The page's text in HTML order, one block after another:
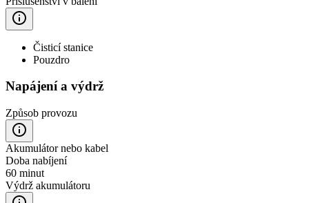
Čisticí stanice
Pouzdro
Napájení a výdrž
Způsob provozu
Akumulátor nebo kabel
Doba nabíjení
60 minut
Výdrž akumulátoru